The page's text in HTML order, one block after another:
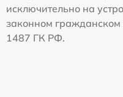
исключительно на
законном гражданском
1487 ГК РФ.